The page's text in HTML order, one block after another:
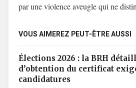
par une violence aveugle qui ne
VOUS AIMEREZ PEUT-ÊTRE AUSSI
Élections 2026 : la BRH
d’obtention du certificat
candidatures